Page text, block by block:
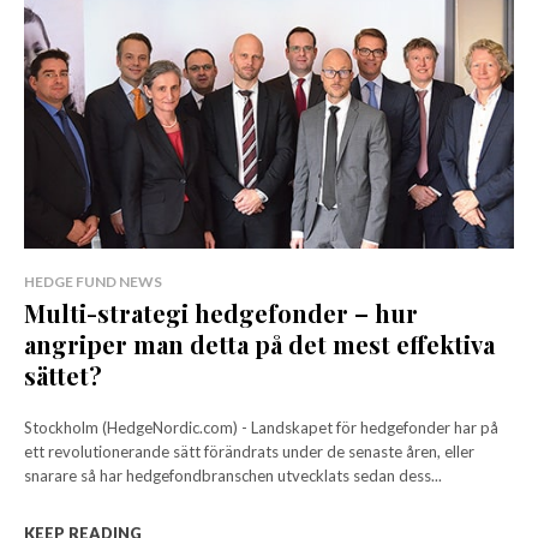
HEDGE FUND NEWS
Multi-strategi hedgefonder – hur
angriper man detta på det mest effektiva
sättet?
Stockholm (HedgeNordic.com) - Landskapet för hedgefonder har på
ett revolutionerande sätt förändrats under de senaste åren, eller
snarare så har hedgefondbranschen utvecklats sedan dess...
KEEP READING